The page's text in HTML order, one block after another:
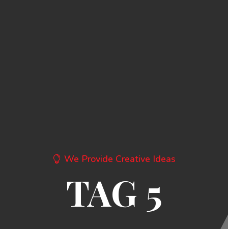
We Provide Creative Ideas
TAG 5